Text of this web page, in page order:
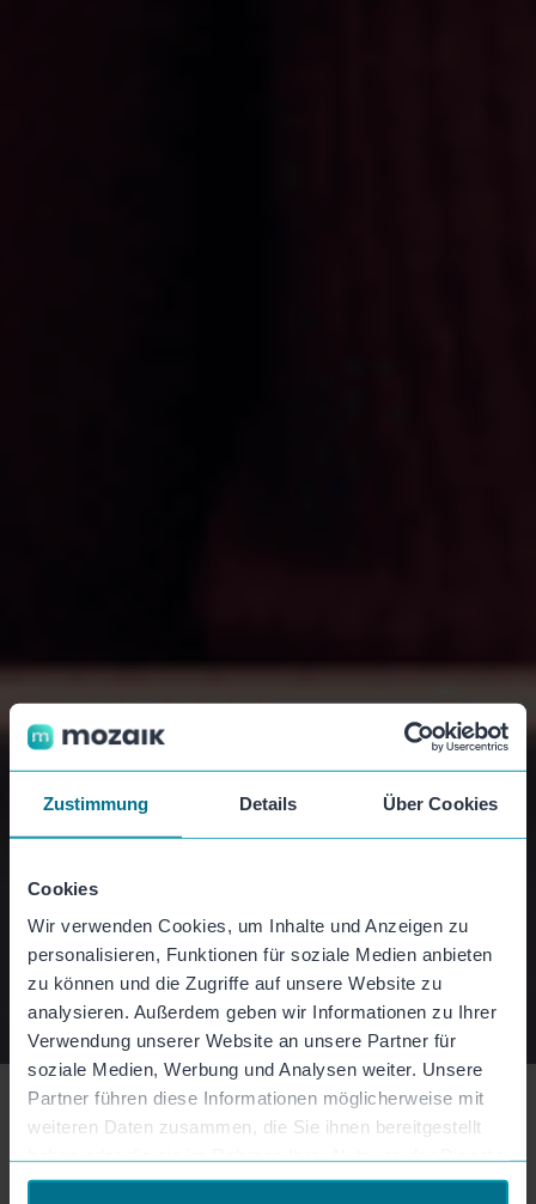
Zustimmung Details Über Cookies
Cookies
Wir verwenden Cookies, um Inhalte und Anzeigen zu
personalisieren, Funktionen für soziale Medien anbieten
zu können und die Zugriffe auf unsere Website zu
analysieren. Außerdem geben wir Informationen zu Ihrer
Verwendung unserer Website an unsere Partner für
soziale Medien, Werbung und Analysen weiter. Unsere
Partner führen diese Informationen möglicherweise mit
weiteren Daten zusammen, die Sie ihnen bereitgestellt
haben oder die sie im Rahmen Ihrer Nutzung der Dienste
gesammelt haben.
Azubis an die Kamera:
Authentisches Employer